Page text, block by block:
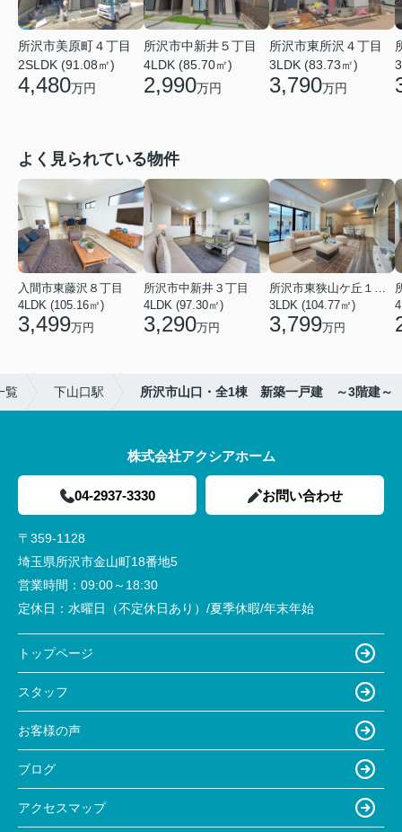
所沢市美原町４丁目
2SLDK (91.08㎡)
4,480万円
所沢市中新井５丁目
4LDK (85.70㎡)
2,990万円
所沢市東所沢４丁目
3LDK (83.73㎡)
3,790万円
よく見られている物件
入間市東藤沢８丁目
4LDK (105.16㎡)
3,499万円
所沢市中新井３丁目
4LDK (97.30㎡)
3,290万円
所沢市東狭山ケ丘１丁目
3LDK (104.77㎡)
3,799万円
覧 下山口駅 所沢市山口・全1棟 新築一戸建 ～3階建～
株式会社アクシアホーム
04-2937-3330 お問い合わせ
〒359-1128
埼玉県所沢市金山町18番地5
営業時間： 09:00～18:30
定休日： 水曜日（不定休日あり）/夏季休暇/年末年始
トップページ
スタッフ
お客様の声
ブログ
アクセスマップ